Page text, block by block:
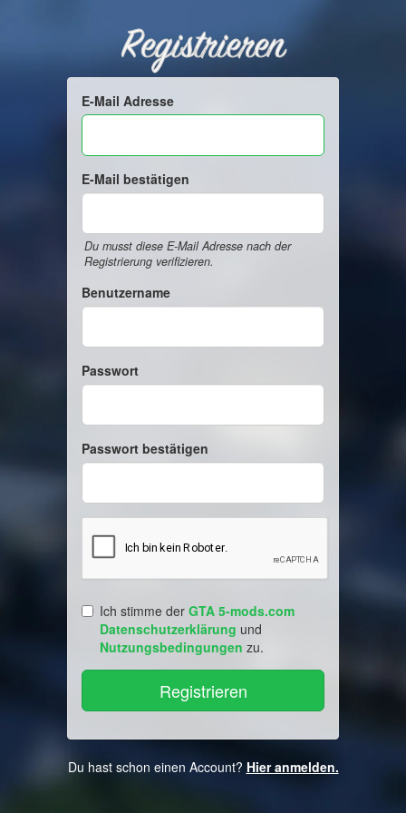
Registrieren
E-Mail Adresse
E-Mail bestätigen
Du musst diese E-Mail Adresse nach der
Registrierung verifizieren.
Benutzername
Passwort
Passwort bestätigen
Ich stimme der GTA 5-mods.com
Datenschutzerklärung und
Nutzungsbedingungen zu.
Du hast schon einen Account? Hier anmelden.